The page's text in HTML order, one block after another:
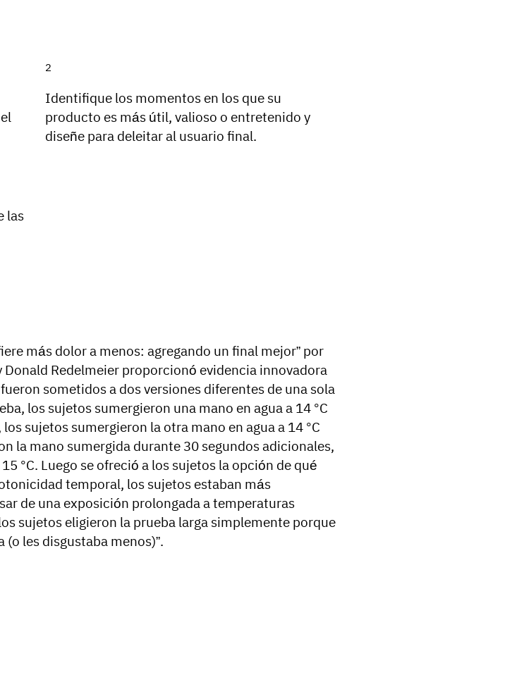
Identifique los momentos en los que su
producto es más útil, valioso o entretenido y
diseñe para deleitar al usuario final.
las
más dolor a menos: agregando un final mejor” por
Redelmeier proporcionó evidencia innovadora
sometidos a dos versiones diferentes de una sola
los sujetos sumergieron una mano en agua a 14 °C
sujetos sumergieron la otra mano en agua a 14 °C
la mano sumergida durante 30 segundos adicionales,
°C. Luego se ofreció a los sujetos la opción de qué
temporal, los sujetos estaban más
de una exposición prolongada a temperaturas
sujetos eligieron la prueba larga simplemente porque
les disgustaba menos)”.